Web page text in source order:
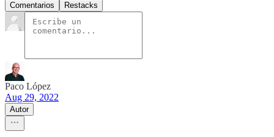
Comentarios Restacks
Paco López
Aug 29, 2022
Autor